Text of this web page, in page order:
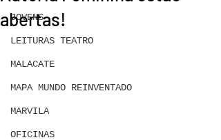
JOVENS
LEITURAS TEATRO
MALACATE
MAPA MUNDO REINVENTADO
MARVILA
OFICINAS
abertas!